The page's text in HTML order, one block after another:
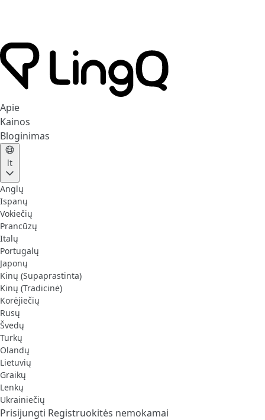
Apie
Kainos
Bloginimas
lt
Anglų
Ispanų
Vokiečių
Prancūzų
Italų
Portugalų
Japonų
Kinų (Supaprastinta)
Kinų (Tradicinė)
Korėjiečių
Rusų
Švedų
Turkų
Olandų
Lietuvių
Graikų
Lenkų
Ukrainiečių
Prisijungti Registruokitės nemokamai